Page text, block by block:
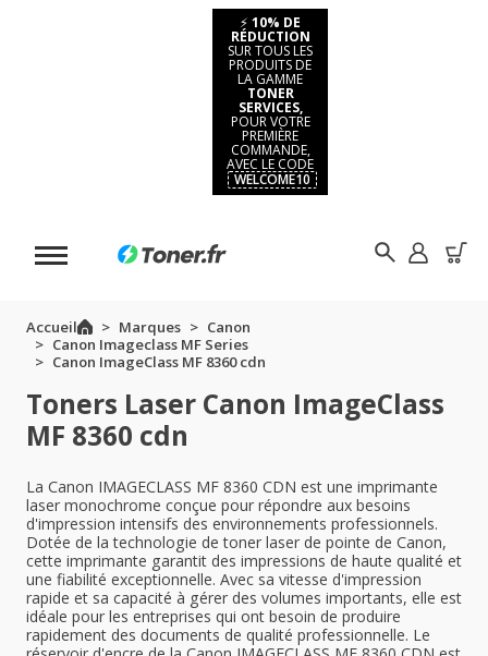
⚡ 10% DE
RÉDUCTION
SUR TOUS LES
PRODUITS DE
LA GAMME
TONER
SERVICES,
POUR VOTRE
PREMIÈRE
COMMANDE,
AVEC LE CODE
WELCOME10
Accueil Marques
Canon
Canon Imageclass MF Series
Canon ImageClass MF 8360 cdn
Toners Laser Canon ImageClass
MF 8360 cdn
La Canon IMAGECLASS MF 8360 CDN est une imprimante
laser monochrome conçue pour répondre aux besoins
d'impression intensifs des environnements professionnels.
Dotée de la technologie de toner laser de pointe de Canon,
cette imprimante garantit des impressions de haute qualité et
une fiabilité exceptionnelle. Avec sa vitesse d'impression
rapide et sa capacité à gérer des volumes importants, elle est
idéale pour les entreprises qui ont besoin de produire
rapidement des documents de qualité professionnelle. Le